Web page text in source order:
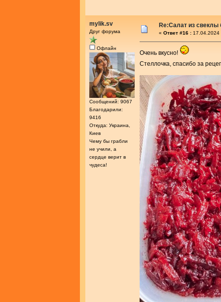
mylik.sv
Друг форума
Офлайн
Сообщений: 9067
Благодарили:
9416
Откуда: Украина,
Киев
Чему бы грабли
не учили, а
сердце верит в
чудеса!
Re:Салат из свеклы
« Ответ #16 : 17.04.2024
Очень вкусно!
Стеллочка, спасибо за